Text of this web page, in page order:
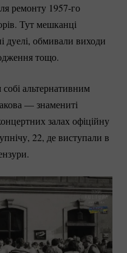
ремонту 1957-го
Тут мешканці
дуелі, обмивали виходи
тощо.
альтернативним
— знамениті
залах офіційну
22, де виступали в